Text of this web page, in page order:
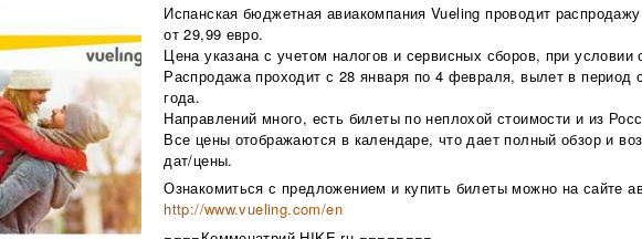
Испанская бюджетная авиакомпания Vueling проводит
от 29,99 евро.
Цена указана с учетом налогов и сервисных сборов, при условии
Распродажа проходит с 28 января по 4 февраля, вылет в
года.
Направлений много, есть билеты по неплохой стоимости и из
Все цены отображаются в календаре, что дает полный обзор и
дат/цены.
Ознакомиться с предложением и купить билеты можно на сайте
http://www.vueling.com/en